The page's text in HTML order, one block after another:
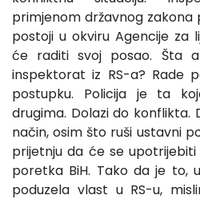
primjenom državnog
postoji u okviru Agencije za
će raditi svoj posao. Šta
inspektorat iz RS-a? Rade
postupku. Policija je ta
drugima. Dolazi do konflikta.
način, osim što ruši ustavni
prijetnju da će se
poretka BiH. Tako da je to,
poduzela vlast u RS-u,